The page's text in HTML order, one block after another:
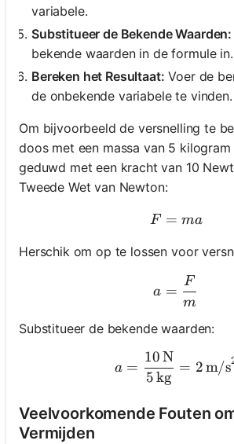
variabele.
Substitueer de Bekende Waarden:
bekende waarden in de formule in.
Bereken het Resultaat: Voer de
de onbekende variabele te vinden.
Om bijvoorbeeld de versnelling te
doos met een massa van 5
geduwd met een kracht van 10
Tweede Wet van Newton:
F = ma
F = ma
Herschik om op te lossen voor
a =
a =
m
F
Substitueer de bekende waarden:
a =
a =
5kg
10N
= 2m/s
Veelvoorkomende Fouten
Vermijden